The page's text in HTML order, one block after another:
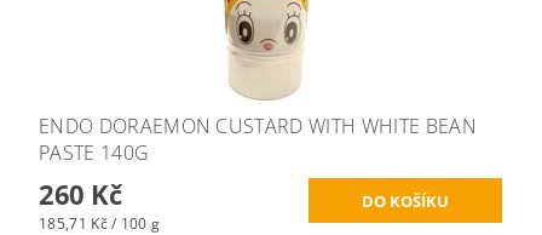
ENDO DORAEMON CUSTARD WITH WHITE BEAN
PASTE 140G
260 Kč
185,71 Kč / 100 g